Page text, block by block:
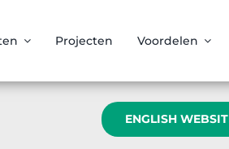
Projecten Voordelen
ENGLISH